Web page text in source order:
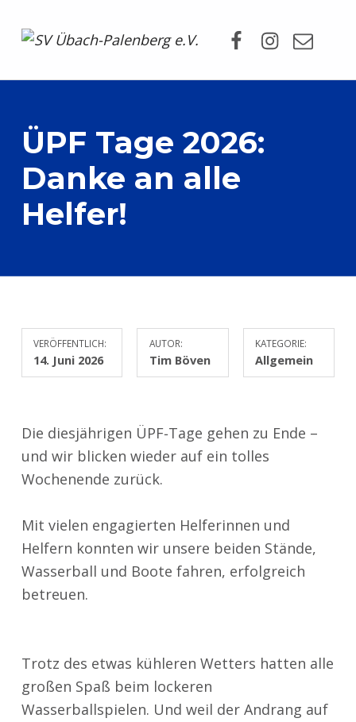
ÜPF Tage 2026:
Danke an alle
Helfer!
VERÖFFENTLICH:
14. Juni 2026
AUTOR:
Tim Böven
KATEGORIE:
Allgemein
Die diesjährigen ÜPF‑Tage gehen zu Ende –
und wir blicken wieder auf ein tolles
Wochenende zurück.
Mit vielen engagierten Helferinnen und
Helfern konnten wir unsere beiden Stände,
Wasserball und Boote fahren, erfolgreich
betreuen.
Trotz des etwas kühleren Wetters hatten alle
großen Spaß beim lockeren
Wasserballspielen. Und weil der Andrang auf